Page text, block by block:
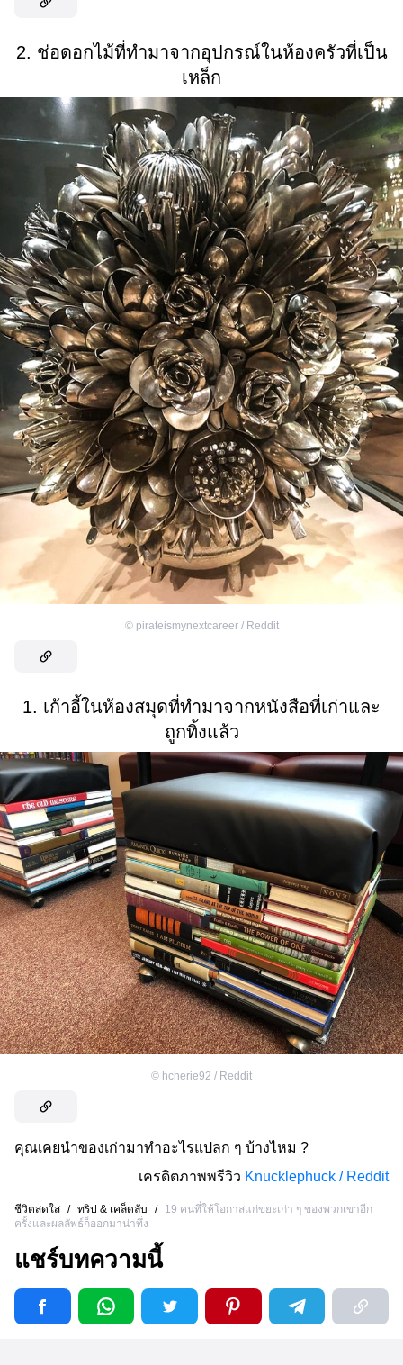
2. ช่อดอกไม้ที่ทำมาจากอุปกรณ์ในห้องครัวที่เป็น
เหล็ก
© pirateismynextcareer / Reddit
1. เก้าอี้ในห้องสมุดที่ทำมาจากหนังสือที่เก่าและ
ถูกทิ้งแล้ว
© hcherie92 / Reddit
คุณเคยนำของเก่ามาทำอะไรแปลก ๆ บ้างไหม ?
เครดิตภาพพรีวิว Knucklephuck / Reddit
ชีวิตสดใส / ทริป & เคล็ดลับ /
19 คนที่ให้โอกาสแก่ขยะเก่า ๆ ของพวกเขาอีก
ครั้งและผลลัพธ์ก็ออกมาน่าทึ่ง
แชร์บทความนี้